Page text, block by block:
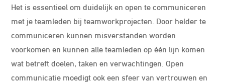
Het is essentieel om duidelijk en open te communiceren
met je teamleden bij teamworkprojecten. Door helder te
communiceren kunnen misverstanden worden
voorkomen en kunnen alle teamleden op één lijn komen
wat betreft doelen, taken en verwachtingen. Open
communicatie moedigt ook een sfeer van vertrouwen en